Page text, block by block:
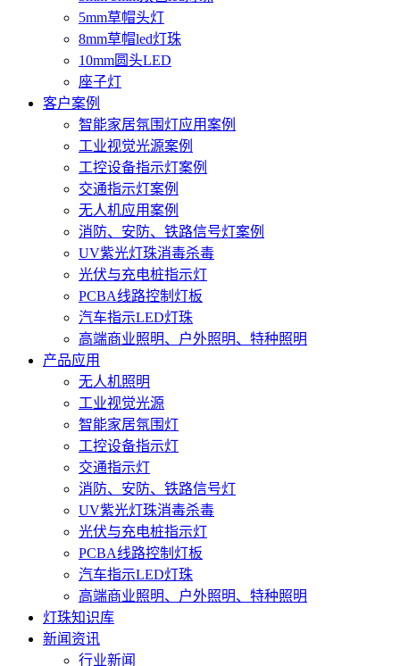
5mm草帽头灯
8mm草帽led灯珠
10mm圆头LED
座子灯
客户案例
智能家居氛围灯应用案例
工业视觉光源案例
工控设备指示灯案例
交通指示灯案例
无人机应用案例
消防、安防、铁路信号灯案例
UV紫光灯珠消毒杀毒
光伏与充电桩指示灯
PCBA线路控制灯板
汽车指示LED灯珠
高端商业照明、户外照明、特种照明
产品应用
无人机照明
工业视觉光源
智能家居氛围灯
工控设备指示灯
交通指示灯
消防、安防、铁路信号灯
UV紫光灯珠消毒杀毒
光伏与充电桩指示灯
PCBA线路控制灯板
汽车指示LED灯珠
高端商业照明、户外照明、特种照明
灯珠知识库
新闻资讯
行业新闻